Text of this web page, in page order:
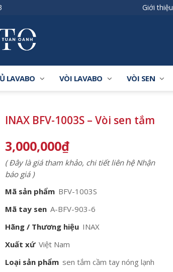
Giới thiệu
LAVABO VÒI LAVABO VÒI SEN
INAX BFV-1003S – Vòi sen tắm
3,000,000₫
( Đây là giá tham khảo, chi tiết liên hệ Nhận
báo giá )
Mã sản phẩm BFV-1003S
Mã tay sen A-BFV-903-6
Hãng / Thương hiệu INAX
Xuất xứ Việt Nam
Loại sản phẩm sen tắm cầm tay nóng lạnh